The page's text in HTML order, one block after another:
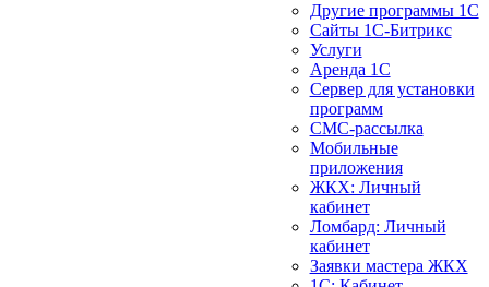
Другие программы 1С
Сайты 1С-Битрикс
Услуги
Аренда 1С
Сервер для установки
программ
СМС-рассылка
Мобильные
приложения
ЖКХ: Личный
кабинет
Ломбард: Личный
кабинет
Заявки мастера ЖКХ